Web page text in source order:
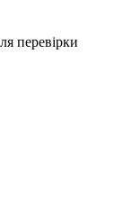
перевірки